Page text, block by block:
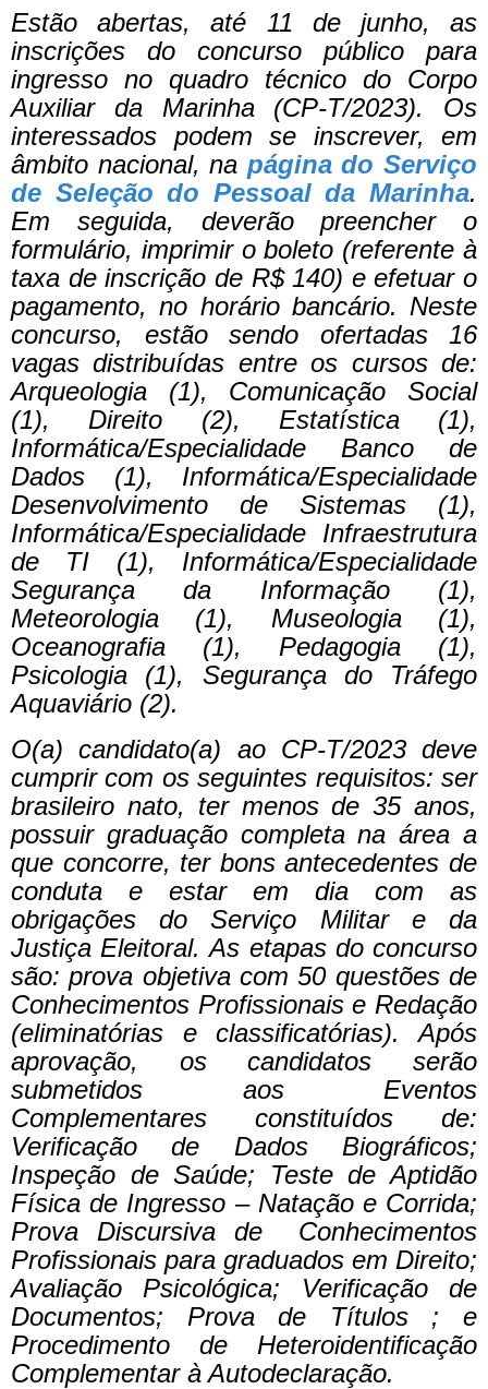
Estão abertas, até 11 de junho, as
inscrições do concurso público para
ingresso no quadro técnico do Corpo
Auxiliar da Marinha (CP-T/2023). Os
interessados podem se inscrever, em
âmbito nacional, na página do Serviço
de Seleção do Pessoal da Marinha.
Em seguida, deverão preencher o
formulário, imprimir o boleto (referente à
taxa de inscrição de R$ 140) e efetuar o
pagamento, no horário bancário. Neste
concurso, estão sendo ofertadas 16
vagas distribuídas entre os cursos de:
Arqueologia (1), Comunicação Social
(1), Direito (2), Estatística (1),
Informática/Especialidade Banco de
Dados (1), Informática/Especialidade
Desenvolvimento de Sistemas (1),
Informática/Especialidade Infraestrutura
de TI (1), Informática/Especialidade
Segurança da Informação (1),
Meteorologia (1), Museologia (1),
Oceanografia (1), Pedagogia (1),
Psicologia (1), Segurança do Tráfego
Aquaviário (2).
O(a) candidato(a) ao CP-T/2023 deve
cumprir com os seguintes requisitos: ser
brasileiro nato, ter menos de 35 anos,
possuir graduação completa na área a
que concorre, ter bons antecedentes de
conduta e estar em dia com as
obrigações do Serviço Militar e da
Justiça Eleitoral.As etapas do concurso
são: prova objetiva com 50 questões de
Conhecimentos Profissionais e Redação
(eliminatórias e classificatórias). Após
aprovação, os candidatos serão
submetidos aos Eventos
Complementares constituídos de:
Verificação de Dados Biográficos;
Inspeção de Saúde; Teste de Aptidão
Física de Ingresso – Natação e Corrida;
Prova Discursiva de Conhecimentos
Profissionais para graduados em Direito;
Avaliação Psicológica; Verificação de
Documentos; Prova de Títulos ; e
Procedimento de Heteroidentificação
Complementar à Autodeclaração.